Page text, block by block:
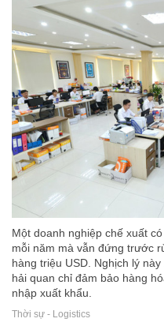
Một doanh nghiệp chế xuất
mỗi năm mà vẫn đứng trước
hàng triệu USD. Nghịch lý
hải quan chỉ đảm bảo hàng
nhập xuất khẩu.
Thời sự - Logistics